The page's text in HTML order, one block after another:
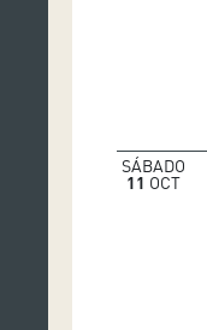
SÁBADO
11 OCT